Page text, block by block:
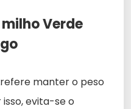
Verde
manter o peso
evita-se o